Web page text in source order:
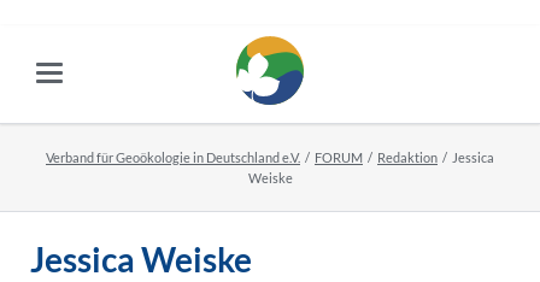
Verband für Geoökologie in Deutschland e.V. FORUM Redaktion
Jessica
Weiske
Jessica Weiske